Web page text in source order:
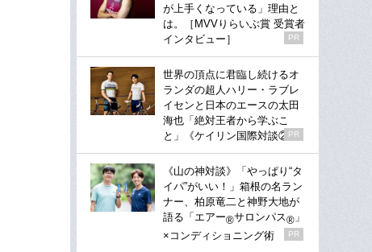
が上手くなっている」理由と
は。［MVVりらいぶ賞 受賞者
インタビュー］
PR
世界の頂点に君臨し続けるオ
ランダの超人ハリー・ラブレ
イセンと日本のエースの太田
海也「絶対王者から学ぶこ
と」《ケイリン国際対談②》
PR
《山の神対談》「やっぱり“タ
イパ”がいい！」箱根の名ラン
ナー、柏原竜二と神野大地が
語る「エアー®サロンパス® 」
×コンディショニング術
PR